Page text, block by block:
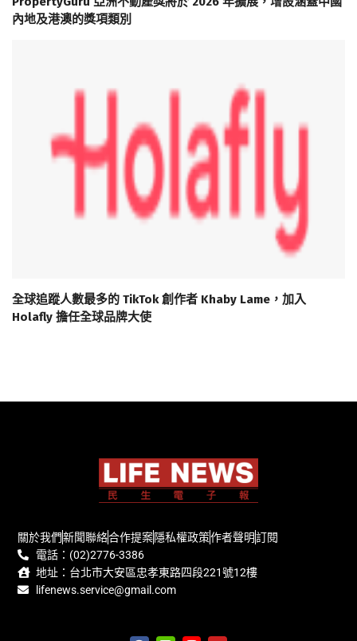
內地及港澳的獎項類別
全球追蹤人數最多的 TikTok 創作者 Khaby Lame，加入
Holafly 擔任全球品牌大使
關於我們新聞聯絡合作提案隱私權政策作者聲明訂閱
電話：(02)2776-3386
地址：台北市大安區忠孝東路四段221號12樓
lifenews.service@gmail.com